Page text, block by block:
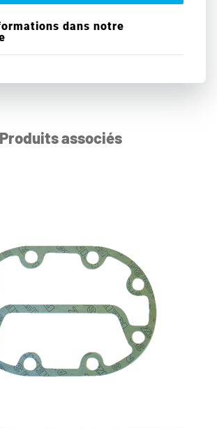
dans notre
Produits associés